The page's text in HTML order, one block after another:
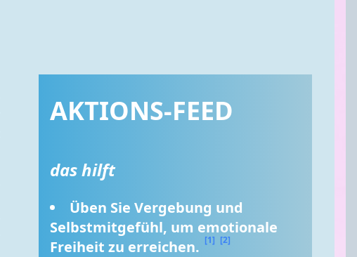
AKTIONS-FEED
das hilft
Üben Sie Vergebung und
Selbstmitgefühl, um emotionale
Freiheit zu erreichen. [1] [2]